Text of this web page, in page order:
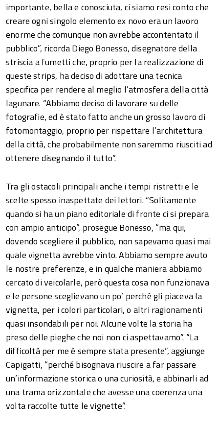
importante, bella e conosciuta, ci siamo resi conto che
creare ogni singolo elemento ex novo era un lavoro
enorme che comunque non avrebbe accontentato il
pubblico”, ricorda Diego Bonesso, disegnatore della
striscia a fumetti che, proprio per la realizzazione di
queste strips, ha deciso di adottare una tecnica
specifica per rendere al meglio l’atmosfera della città
lagunare. “Abbiamo deciso di lavorare su delle
fotografie, ed è stato fatto anche un grosso lavoro di
fotomontaggio, proprio per rispettare l’architettura
della città, che probabilmente non saremmo riusciti ad
ottenere disegnando il tutto”.
Tra gli ostacoli principali anche i tempi ristretti e le
scelte spesso inaspettate dei lettori. “Solitamente
quando si ha un piano editoriale di fronte ci si prepara
con ampio anticipo”, prosegue Bonesso, “ma qui,
dovendo scegliere il pubblico, non sapevamo quasi mai
quale vignetta avrebbe vinto. Abbiamo sempre avuto
le nostre preferenze, e in qualche maniera abbiamo
cercato di veicolarle, però questa cosa non funzionava
e le persone sceglievano un po’ perché gli piaceva la
vignetta, per i colori particolari, o altri ragionamenti
quasi insondabili per noi. Alcune volte la storia ha
preso delle pieghe che noi non ci aspettavamo”. “La
difficoltà per me è sempre stata presente”, aggiunge
Capigatti, “perché bisognava riuscire a far passare
un’informazione storica o una curiosità, e abbinarli ad
una trama orizzontale che avesse una coerenza una
volta raccolte tutte le vignette”.